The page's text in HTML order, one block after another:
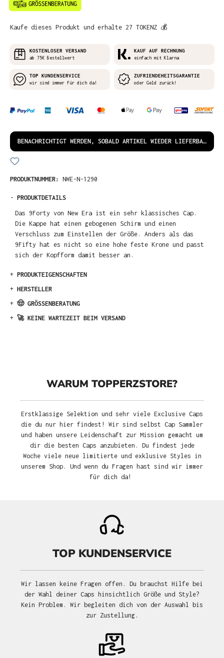
Kaufe dieses Produkt und erhalte 27 TOKENZ 💰
KOSTENLOSER VERSAND
ab 75€ Bestellwert
KAUF AUF RECHNUNG
einfach mit Klarna
TOP KUNDENSERVICE
wir sind immer für dich da!
ZUFRIENDEHEITSGARANTIE
oder Geld zurück!
BENACHRICHTIGT WERDEN, SOBALD ARTIKEL WIEDER LIEFERBAR IST!
PRODUKTNUMMER: NWE-N-1290
- PRODUKTDETAILS
Das 9Forty von New Era ist ein sehr klassisches Cap.
Die Kappe hat einen gebogenen Schirm und einen
Verschluss zum Einstellen der Größe. Anders als das
9Fifty hat es nicht so eine hohe feste Krone und passt
sich der Kopfform damit besser an.
+ PRODUKTEIGENSCHAFTEN
+ HERSTELLER
+ 🤠 GRÖSSENBERATUNG
+ 🚀 KEINE WARTEZEIT BEIM VERSAND
WARUM TOPPERZSTORE?
Erstklassige Selektion und sehr viele Exclusive Caps
die du nur hier findest! Wir sind selbst Cap Sammler
und haben unsere Leidenschaft zur Mission gemacht um
dir die besten Caps anzubieten. Du findest jede
Woche viele neue limitierte und exklusive Styles in
unserem Shop. Und wenn du Fragen hast sind wir immer
für dich da!
TOP KUNDENSERVICE
Wir lassen keine Fragen offen. Du brauchst Hilfe bei
der Wahl deiner Caps hinsichtlich Größe und Style?
Kein Problem. Wir begleiten dich von der Auswahl bis
zur Zustellung.